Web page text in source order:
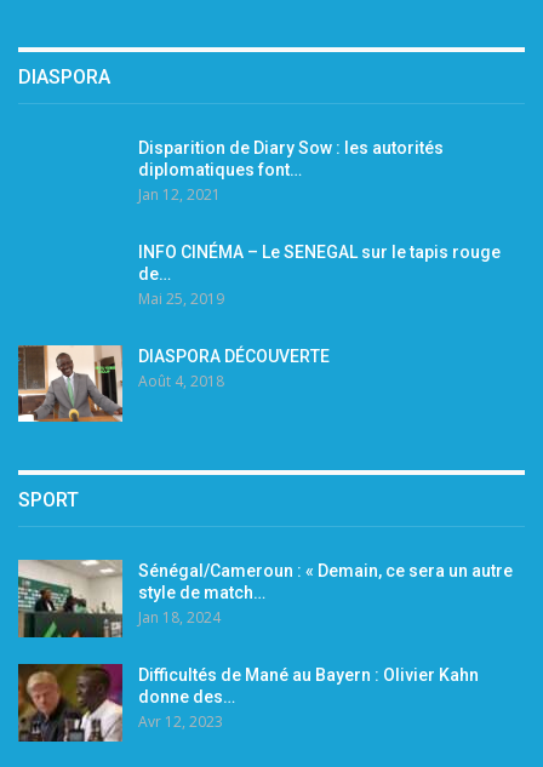
DIASPORA
Disparition de Diary Sow : les autorités
diplomatiques font…
Jan 12, 2021
INFO CINÉMA – Le SENEGAL sur le tapis rouge
de…
Mai 25, 2019
DIASPORA DÉCOUVERTE
Août 4, 2018
SPORT
Sénégal/Cameroun : « Demain, ce sera un autre
style de match…
Jan 18, 2024
Difficultés de Mané au Bayern : Olivier Kahn
donne des…
Avr 12, 2023